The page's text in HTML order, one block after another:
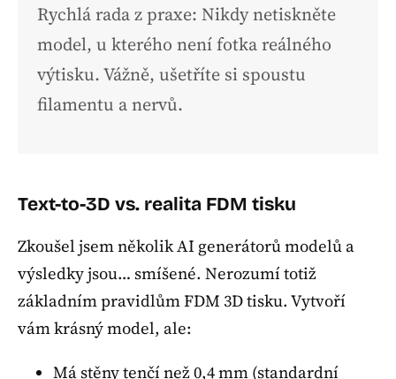
Rychlá rada z praxe: Nikdy netiskněte
model, u kterého není fotka reálného
výtisku. Vážně, ušetříte si spoustu
filamentu a nervů.
Text-to-3D vs. realita FDM tisku
Zkoušel jsem několik AI generátorů modelů a
výsledky jsou… smíšené. Nerozumí totiž
základním pravidlům FDM 3D tisku. Vytvoří
vám krásný model, ale:
Má stěny tenčí než 0,4 mm (standardní